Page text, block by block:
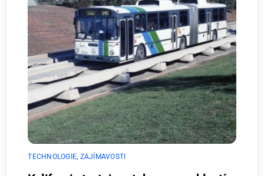
TECHNOLOGIE ZAJÍMAVOSTI